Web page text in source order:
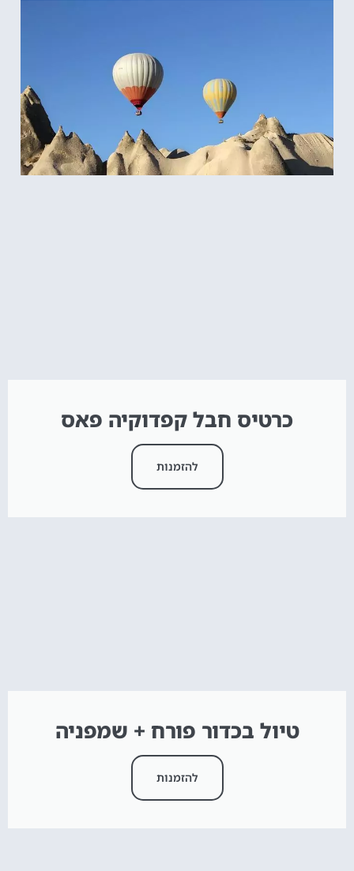
כרטיס חבל קפדוקיה פאס
להזמנות
טיול בכדור פורח + שמפניה
להזמנות